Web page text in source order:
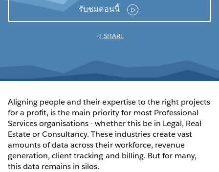
รับชมตอนนี้
SHARE
Aligning people and their expertise to the right projects
for a profit, is the main priority for most Professional
Services organisations - whether this be in Legal, Real
Estate or Consultancy. These industries create vast
amounts of data across their workforce, revenue
generation, client tracking and billing. But for many,
this data remains in silos.